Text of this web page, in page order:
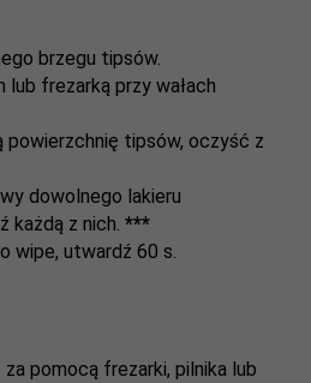
brzegu tipsów.
lub frezarką przy wałach
powierzchnię tipsów, oczyść z
dowolnego lakieru
każdą z nich. ***
wipe, utwardź 60 s.
pomocą frezarki, pilnika lub